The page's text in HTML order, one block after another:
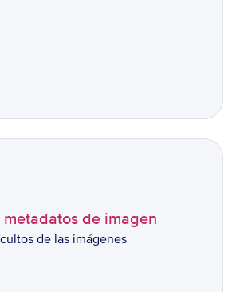
de imagen
de las imágenes